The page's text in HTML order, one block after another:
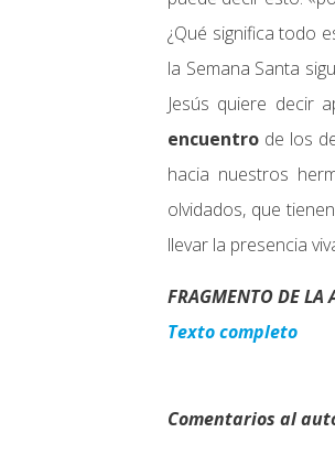
¿Qué significa todo
la Semana Santa
Jesús quiere decir
encuentro de los
hacia nuestros
olvidados, que
llevar la presencia
FRAGMENTO DE
Texto completo
Comentarios al